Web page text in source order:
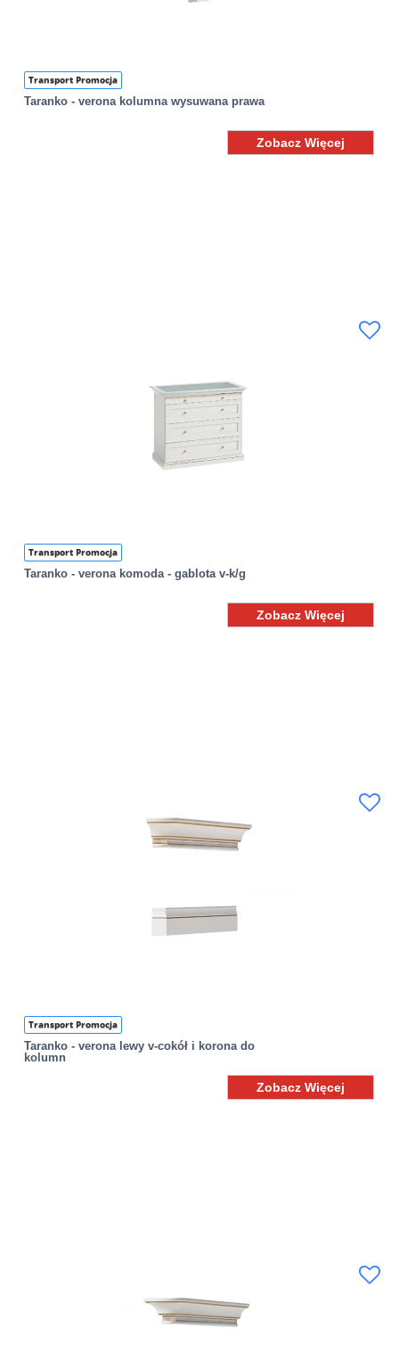
Transport Promocja
Taranko - verona kolumna wysuwana prawa
Zobacz Więcej
Transport Promocja
Taranko - verona komoda - gablota v-k/g
Zobacz Więcej
Transport Promocja
Taranko - verona lewy v-cokół i korona do
kolumn
Zobacz Więcej